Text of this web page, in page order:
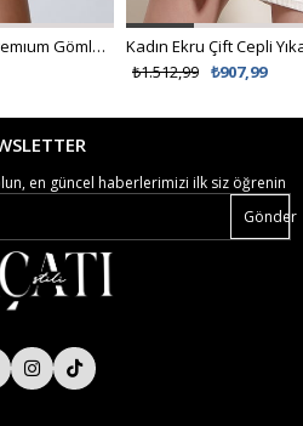
Kadın Beyaz Güpür Dokuma Premıum Gömlek ALC-X4366
₺907,99
₺1.512,99
en güncel haberlerimizi ilk siz öğrenin
Gönder